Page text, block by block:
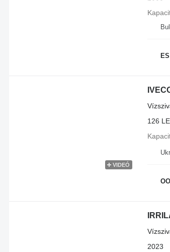
VIDEÓ
126
2023